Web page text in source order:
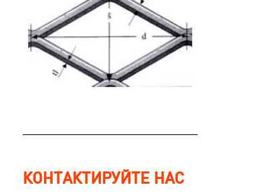
КОНТАКТИРУЙТЕ НАС